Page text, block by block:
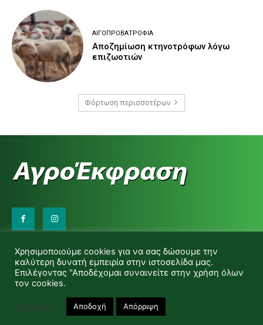
ΑΙΓΟΠΡΟΒΑΤΡΟΦΊΑ
Αποζημίωση κτηνοτρόφων λόγω
επιζωοτιών
Φόρτωση περισσοτέρων
d.makas@yahoo.gr
info@agrofitro.gr
Μακάς Ντίνος
Χρησιμοποιούμε cookies για να σας δώσουμε την
καλύτερη δυνατή εμπειρία στην ιστοσελίδα μας.
Επιλέγοντας "Αποδέχομαι συναινείτε στην χρήση όλων
τον cookies.
Ρυθμίσεις Αποδοχή Απόρριψη